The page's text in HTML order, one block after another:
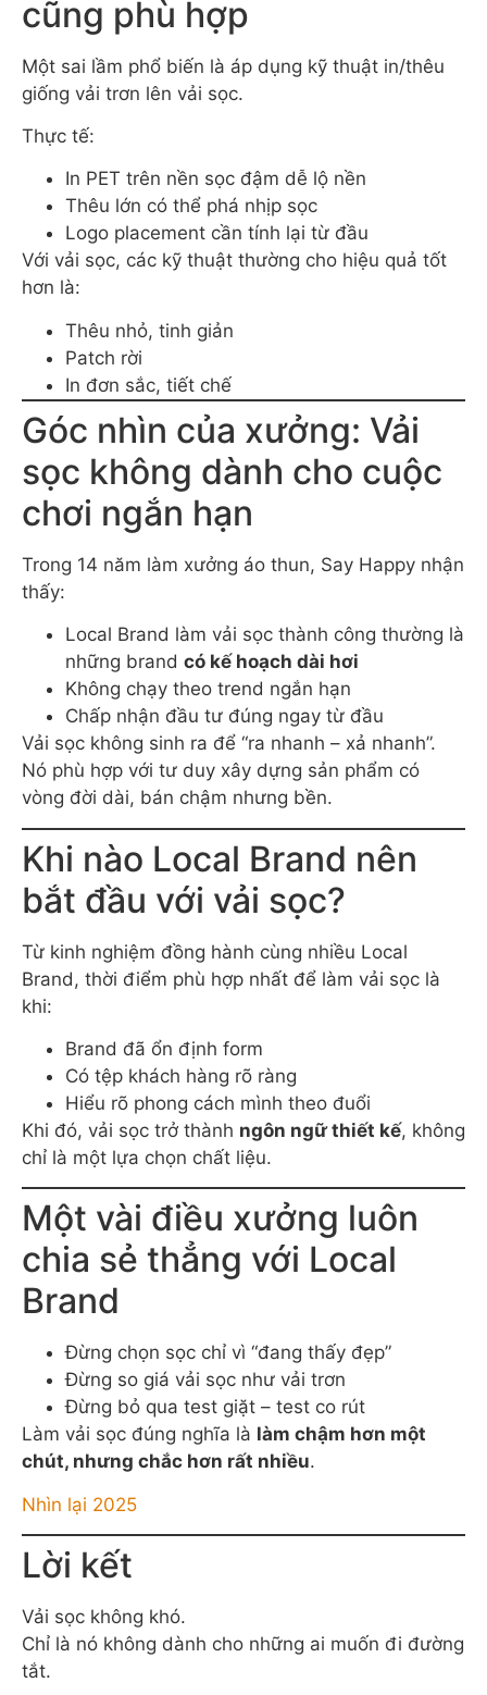
cũng phù hợp
Một sai lầm phổ biến là áp dụng kỹ thuật in/thêu
giống vải trơn lên vải sọc.
Thực tế:
In PET trên nền sọc đậm dễ lộ nền
Thêu lớn có thể phá nhịp sọc
Logo placement cần tính lại từ đầu
Với vải sọc, các kỹ thuật thường cho hiệu quả tốt
hơn là:
Thêu nhỏ, tinh giản
Patch rời
In đơn sắc, tiết chế
Góc nhìn của xưởng: Vải
sọc không dành cho cuộc
chơi ngắn hạn
Trong 14 năm làm xưởng áo thun, Say Happy nhận
thấy:
Local Brand làm vải sọc thành công thường là
những brand có kế hoạch dài hơi
Không chạy theo trend ngắn hạn
Chấp nhận đầu tư đúng ngay từ đầu
Vải sọc không sinh ra để “ra nhanh – xả nhanh”.
Nó phù hợp với tư duy xây dựng sản phẩm có
vòng đời dài, bán chậm nhưng bền.
Khi nào Local Brand nên
bắt đầu với vải sọc?
Từ kinh nghiệm đồng hành cùng nhiều Local
Brand, thời điểm phù hợp nhất để làm vải sọc là
khi:
Brand đã ổn định form
Có tệp khách hàng rõ ràng
Hiểu rõ phong cách mình theo đuổi
Khi đó, vải sọc trở thành ngôn ngữ thiết kế, không
chỉ là một lựa chọn chất liệu.
Một vài điều xưởng luôn
chia sẻ thẳng với Local
Brand
Đừng chọn sọc chỉ vì “đang thấy đẹp”
Đừng so giá vải sọc như vải trơn
Đừng bỏ qua test giặt – test co rút
Làm vải sọc đúng nghĩa là làm chậm hơn một
chút, nhưng chắc hơn rất nhiều.
Nhìn lại 2025
Lời kết
Vải sọc không khó.
Chỉ là nó không dành cho những ai muốn đi đường
tắt.